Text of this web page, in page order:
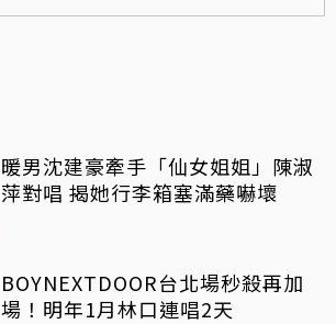
暖男沈建豪牽手「仙女姐姐」陳淑
萍對唱 揭她行李箱塞滿藥嚇壞
BOYNEXTDOOR台北場秒殺再加
場！明年1月林口連唱2天